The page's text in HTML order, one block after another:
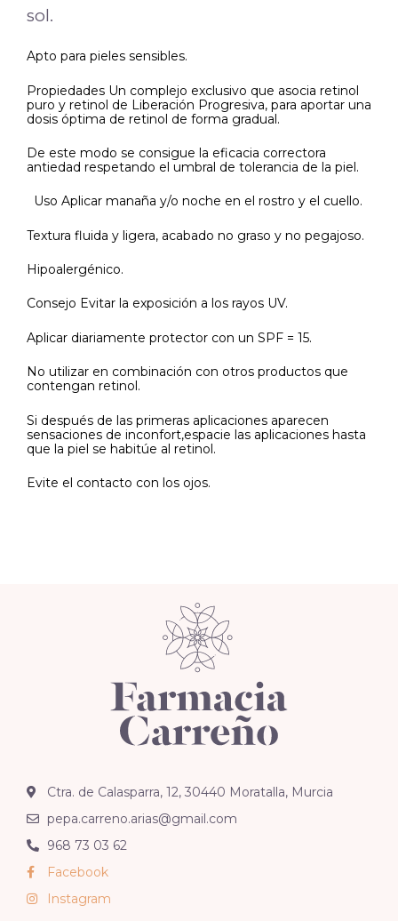
sol.
Apto para pieles sensibles.
Propiedades Un complejo exclusivo que asocia retinol
puro y retinol de Liberación Progresiva, para aportar una
dosis óptima de retinol de forma gradual.
De este modo se consigue la eficacia correctora
antiedad respetando el umbral de tolerancia de la piel.
Uso Aplicar manaña y/o noche en el rostro y el cuello.
Textura fluida y ligera, acabado no graso y no pegajoso.
Hipoalergénico.
Consejo Evitar la exposición a los rayos UV.
Aplicar diariamente protector con un SPF = 15.
No utilizar en combinación con otros productos que
contengan retinol.
Si después de las primeras aplicaciones aparecen
sensaciones de inconfort,espacie las aplicaciones hasta
que la piel se habitúe al retinol.
Evite el contacto con los ojos.
Ctra. de Calasparra, 12, 30440 Moratalla, Murcia
pepa.carreno.arias@gmail.com
968 73 03 62
Facebook
Instagram